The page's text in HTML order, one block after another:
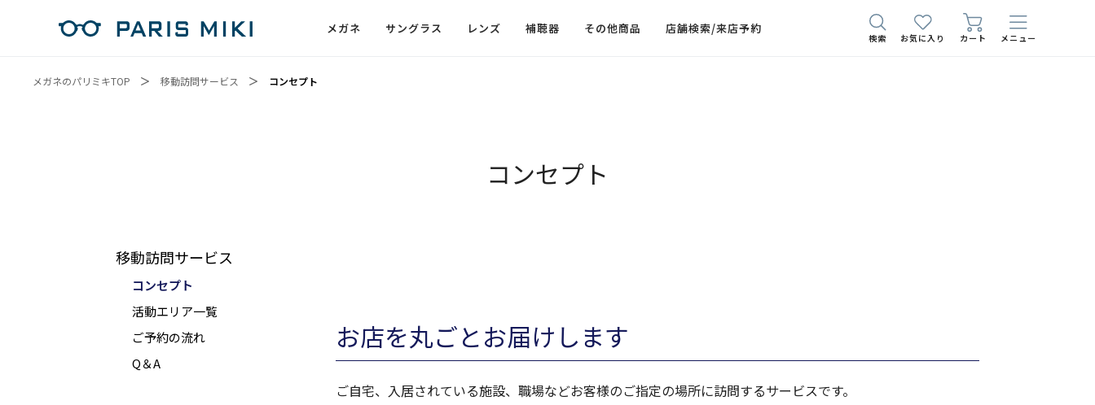
メガネ サングラス レンズ 補聴器 その他商品 店舗検索/来店予約
検索 お気に入り カート メニュー
メガネのパリミキTOP 移動訪問サービス コンセプト
コンセプト
お店を丸ごとお届けします
ご自宅、入居されている施設、職場などお客様のご指定の場所に訪問するサービスです。
移動訪問サービス
コンセプト
活動エリア一覧
ご予約の流れ
Q＆A